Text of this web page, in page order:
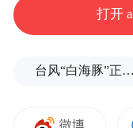
邮编：410016；
联系电话：
打开
台风“白海豚”正式登陆